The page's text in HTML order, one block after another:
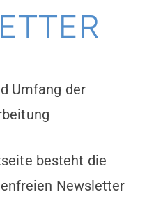
Umfang der
besteht die
Newsletter